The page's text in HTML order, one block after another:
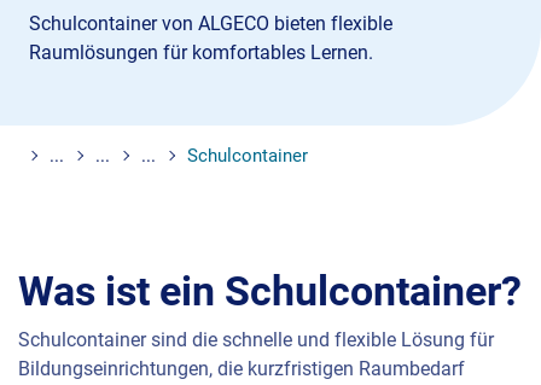
Schulcontainer von ALGECO bieten flexible
Raumlösungen für komfortables Lernen.
... ... ... Schulcontainer
Was ist ein Schulcontainer?
Schulcontainer sind die schnelle und flexible Lösung für
Bildungseinrichtungen, die kurzfristigen Raumbedarf